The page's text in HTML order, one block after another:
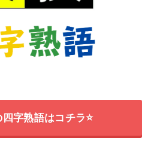
四字熟語はコチラ⭐